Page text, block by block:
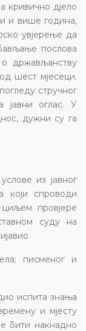
кривично дјело
и више година,
увјерење да
послова
држављанству
шест мјесеци.
стручног
јавни оглас. У
дужни су га
из јавног
који спроводи
провјере
суду на
писменог и
испита знања
и мјесту
бити накнадно